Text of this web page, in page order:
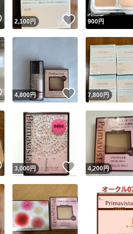
いいね！
2,100円 いいね！
900円
いいね！
4,800円 いいね！
7,800円
いいね！
3,000円 いいね！
4,200円